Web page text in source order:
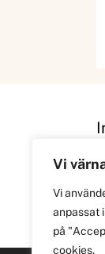
Vi
Vi
anpassat
på
cookies.